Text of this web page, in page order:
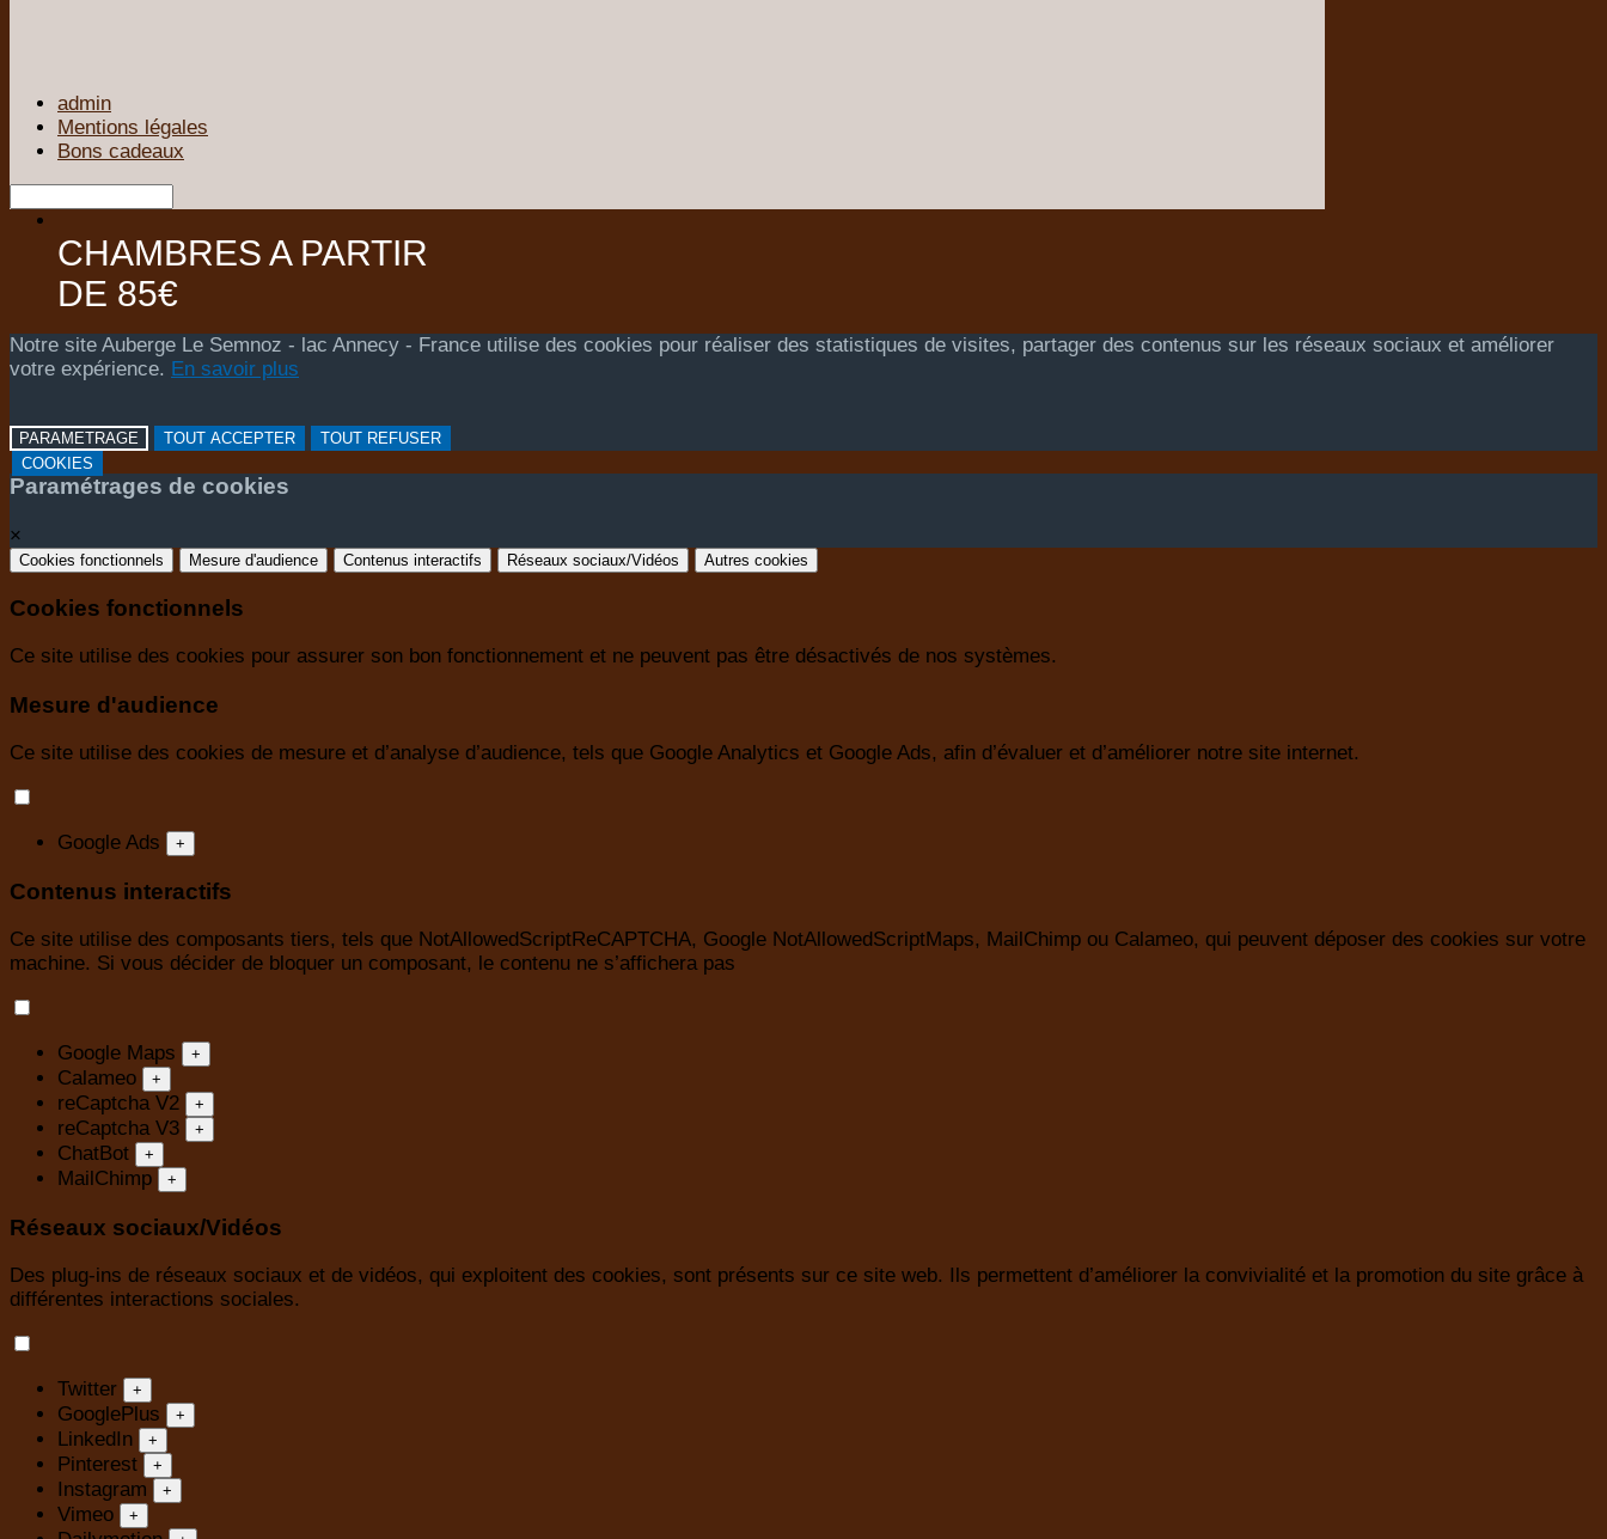
admin
Mentions légales
Bons cadeaux
CHAMBRES A PARTIR
DE 85€
Notre site Auberge Le Semnoz - lac Annecy - France utilise des cookies pour réaliser des statistiques de visites, partager des contenus sur les réseaux sociaux et améliorer
votre expérience. En savoir plus
PARAMETRAGE TOUT ACCEPTER
TOUT REFUSER
COOKIES
Paramétrages de cookies
×
Cookies fonctionnels Mesure d'audience Contenus interactifs Réseaux sociaux/Vidéos Autres cookies
Cookies fonctionnels
Ce site utilise des cookies pour assurer son bon fonctionnement et ne peuvent pas être désactivés de nos systèmes.
Mesure d'audience
Ce site utilise des cookies de mesure et d’analyse d’audience, tels que Google Analytics et Google Ads, afin d’évaluer et d’améliorer notre site internet.
Google Ads +
Contenus interactifs
Ce site utilise des composants tiers, tels que NotAllowedScriptReCAPTCHA, Google NotAllowedScriptMaps, MailChimp ou Calameo, qui peuvent déposer des cookies sur votre
machine. Si vous décider de bloquer un composant, le contenu ne s’affichera pas
Google Maps +
Calameo +
reCaptcha V2 +
reCaptcha V3 +
ChatBot +
MailChimp +
Réseaux sociaux/Vidéos
Des plug-ins de réseaux sociaux et de vidéos, qui exploitent des cookies, sont présents sur ce site web. Ils permettent d’améliorer la convivialité et la promotion du site grâce à
différentes interactions sociales.
Twitter +
GooglePlus +
LinkedIn +
Pinterest +
Instagram +
Vimeo +